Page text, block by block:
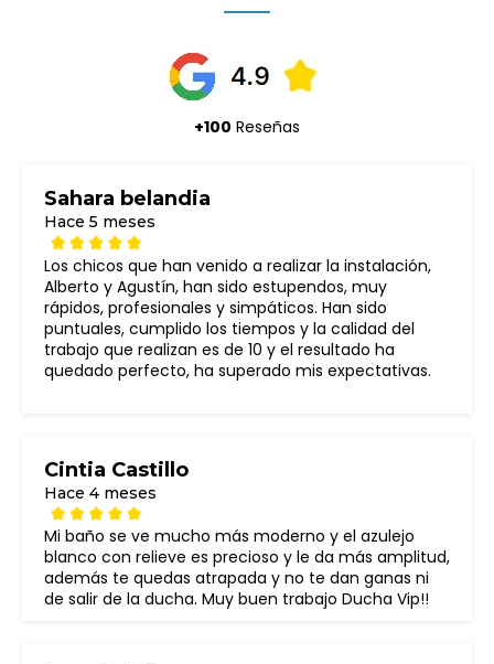
+100 Reseñas
Sahara belandia
Hace 5 meses
Los chicos que han venido a realizar la instalación,
Alberto y Agustín, han sido estupendos, muy
rápidos, profesionales y simpáticos. Han sido
puntuales, cumplido los tiempos y la calidad del
trabajo que realizan es de 10 y el resultado ha
quedado perfecto, ha superado mis expectativas.
Cintia Castillo
Hace 4 meses
Mi baño se ve mucho más moderno y el azulejo
blanco con relieve es precioso y le da más amplitud,
además te quedas atrapada y no te dan ganas ni
de salir de la ducha. Muy buen trabajo Ducha Vip!!